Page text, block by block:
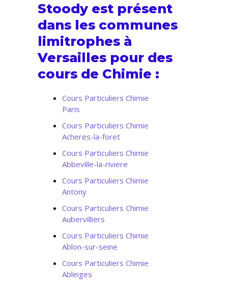
Stoody est présent
dans les communes
limitrophes à
Versailles pour des
cours de Chimie :
Cours Particuliers Chimie
Paris
Cours Particuliers Chimie
Acheres-la-foret
Cours Particuliers Chimie
Abbeville-la-riviere
Cours Particuliers Chimie
Antony
Cours Particuliers Chimie
Aubervilliers
Cours Particuliers Chimie
Ablon-sur-seine
Cours Particuliers Chimie
Ableiges